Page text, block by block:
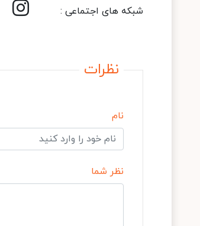
شبکه های اجتماعی :
نظرات
نام
نظر شما